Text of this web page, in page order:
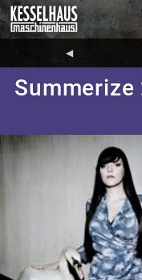
◀︎
Summerize